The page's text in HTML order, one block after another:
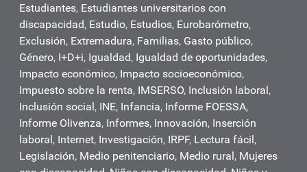
Estudiantes, Estudiantes universitarios con
discapacidad, Estudio, Estudios, Eurobarómetro,
Exclusión, Extremadura, Familias, Gasto público,
Género, I+D+i, Igualdad, Igualdad de oportunidades,
Impacto económico, Impacto socioeconómico,
Impuesto sobre la renta, IMSERSO, Inclusión laboral ,
Inclusión social , INE, Infancia, Informe FOESSA,
Informe Olivenza, Informes, Innovación, Inserción
laboral , Internet, Investigación, IRPF, Lectura fácil ,
Legislación, Medio penitenciario, Medio rural , Mujeres